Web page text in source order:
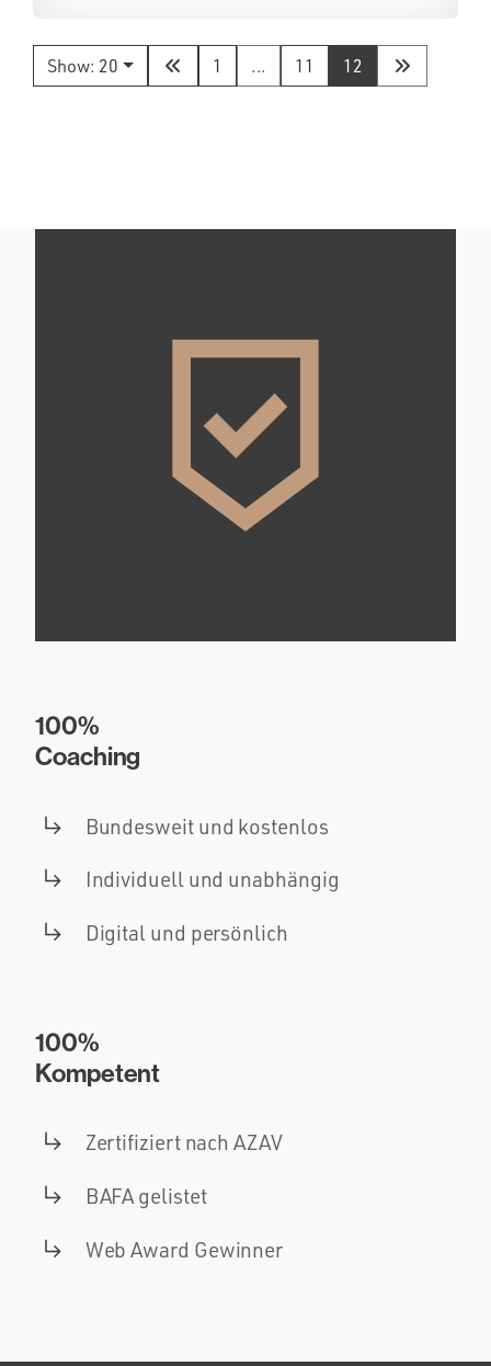
Show: 20 1 ... 11 12
100%
Coaching
Bundesweit und kostenlos
Individuell und unabhängig
Digital und persönlich
100%
Kompetent
Zertifiziert nach AZAV
BAFA gelistet
Web Award Gewinner